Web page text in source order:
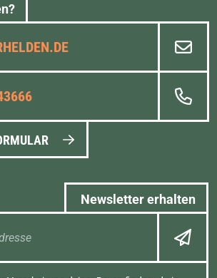
Newsletter erhalten